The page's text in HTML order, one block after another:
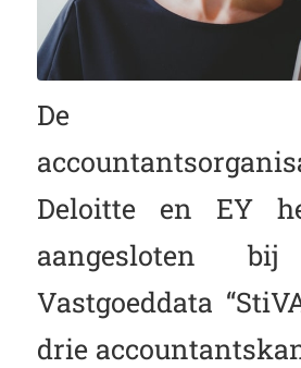
De
Deloitte en EY
aangesloten
Vastgoeddata
drie